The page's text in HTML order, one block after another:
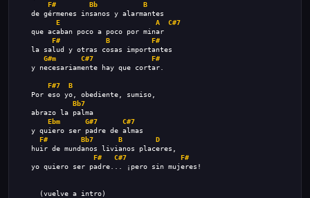
F#
Bb
B
de gérmenes insanos y alarmantes
E
A
C#7
que acaban poco a poco por minar
F#
B
F#
la salud y otras cosas importantes
G#m
C#7
F#
y necesariamente hay que cortar.
F#7
B
Por eso yo, obediente, sumiso,
Bb7
abrazo la palma
Ebm
G#7
C#7
y quiero ser padre de almas
F#
Bb7 B
D
huir de mundanos livianos placeres,
F#
C#7
F#
yo quiero ser padre... ¡pero sin mujeres!
(vuelve a intro)